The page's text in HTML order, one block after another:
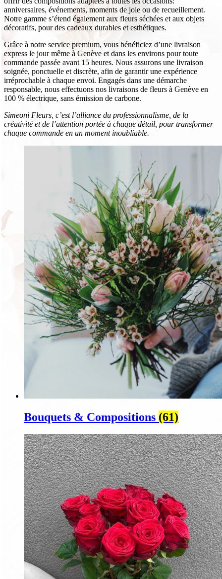
anniversaires, événements, moments de joie ou de recueillement.
Notre gamme s’étend également aux fleurs séchées et aux objets
décoratifs, pour des cadeaux durables et esthétiques.
Grâce à notre service premium, vous bénéficiez d’une livraison
express le jour même à Genève et dans les environs pour toute
commande passée avant 15 heures. Nous assurons une livraison
soignée, ponctuelle et discrète, afin de garantir une expérience
irréprochable à chaque envoi. Engagés dans une démarche
responsable, nous effectuons nos livraisons de fleurs à Genève en
100 % électrique, sans émission de carbone.
Simeoni Fleurs, c’est l’alliance du professionnalisme, de la
créativité et de l’attention portée à chaque détail, pour transformer
chaque commande en un moment inoubliable.
Bouquets & Compositions (61)